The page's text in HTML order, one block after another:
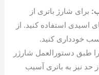
برای شارژ باتری از
استفاده کنید. از
خودداری کنید.
طبق دستورالعمل شارژر
حد نیز به باتری آسیب